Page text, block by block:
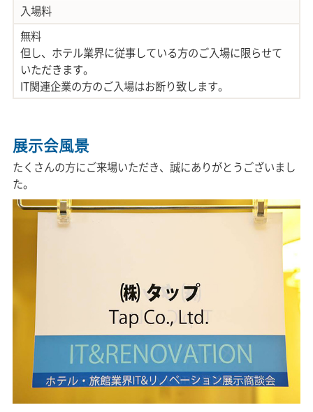
入場料
無料
但し、ホテル業界に従事している方のご入場に限らせて
いただきます。
IT関連企業の方のご入場はお断り致します。
展示会風景
たくさんの方にご来場いただき、誠にありがとうございまし
た。